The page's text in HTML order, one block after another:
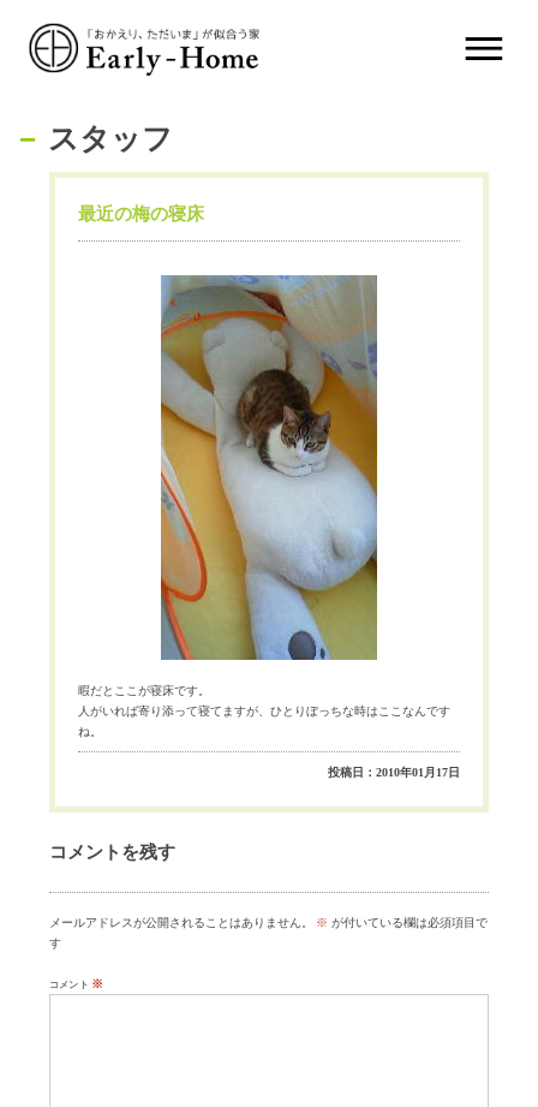
スタッフ
最近の梅の寝床
暇だとここが寝床です。
人がいれば寄り添って寝てますが、ひとりぼっちな時はここなんです
ね。
投稿日：2010年01月17日
コメントを残す
メールアドレスが公開されることはありません。 ※ が付いている欄は必須項目で
す
コメント ※